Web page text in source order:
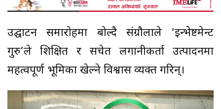
उद्घाटन समारोहमा बोल्दै संग्रौलाले ‘इन्भेष्टमेन्ट
गुरु’ले शिक्षित र सचेत लगानीकर्ता उत्पादनमा
महत्वपूर्ण भूमिका खेल्ने विश्वास व्यक्त गरिन्।